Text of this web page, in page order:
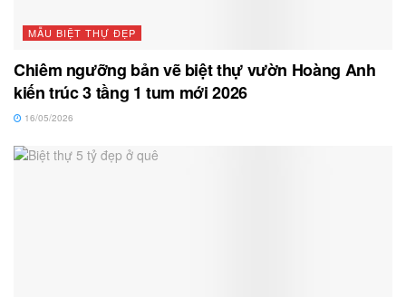
MẪU BIỆT THỰ ĐẸP
Chiêm ngưỡng bản vẽ biệt thự vườn Hoàng Anh
kiến trúc 3 tầng 1 tum mới 2026
16/05/2026